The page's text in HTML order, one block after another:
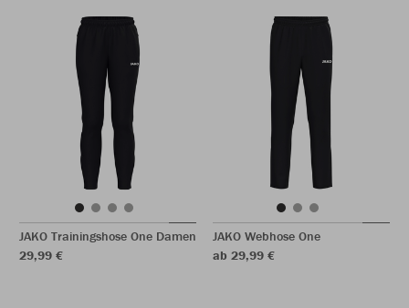
JAKO Trainingshose One Damen
29,99 €
JAKO Webhose One
ab 29,99 €